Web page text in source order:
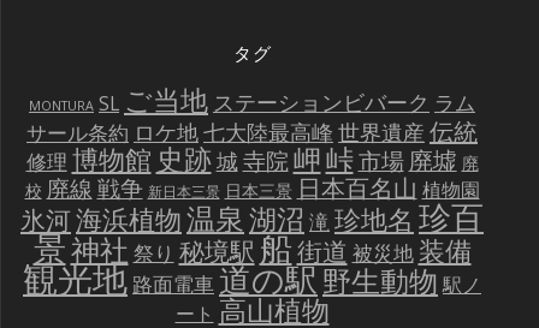
タグ
MONTURA SL ご当地 ステーションビバーク ラム
サール条約 ロケ地七大陸最高峰 世界遺産 伝統
修理 博物館 史跡城寺院岬峠市場 廃墟 廃
校 廃線戦争 新日本三景 日本三景 日本百名山 植物園
氷河海浜植物温泉湖沼 滝珍地名 珍百
景神社 祭り 秘境駅船街道 被災地 装備
観光地 路面電車道の駅野生動物 駅ノ
ート 高山植物